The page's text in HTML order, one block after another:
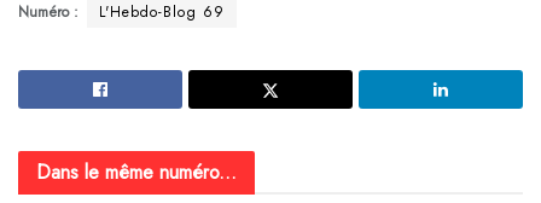
Numéro : L'Hebdo-Blog 69
Dans le même numéro...